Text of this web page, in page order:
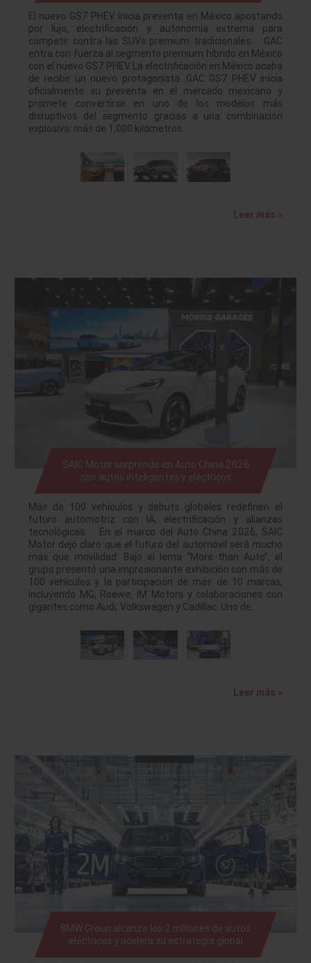
El nuevo GS7 PHEV inicia preventa en México apostando
por lujo, electrificación y autonomía extrema para
competir contra las SUVs premium tradicionales. GAC
entra con fuerza al segmento premium híbrido en México
con el nuevo GS7 PHEV La electrificación en México acaba
de recibir un nuevo protagonista. GAC GS7 PHEV inicia
oficialmente su preventa en el mercado mexicano y
promete convertirse en uno de los modelos más
disruptivos del segmento gracias a una combinación
explosiva: más de 1,000 kilómetros…
Leer más »
SAIC Motor sorprende en Auto China 2026
con autos inteligentes y eléctricos
Más de 100 vehículos y debuts globales redefinen el
futuro automotriz con IA, electrificación y alianzas
tecnológicas. En el marco del Auto China 2026, SAIC
Motor dejó claro que el futuro del automóvil será mucho
más que movilidad. Bajo el lema “More than Auto”, el
grupo presentó una impresionante exhibición con más de
100 vehículos y la participación de más de 10 marcas,
incluyendo MG, Roewe, IM Motors y colaboraciones con
gigantes como Audi, Volkswagen y Cadillac. Uno de…
Leer más »
BMW Group alcanza los 2 millones de autos
eléctricos y acelera su estrategia global